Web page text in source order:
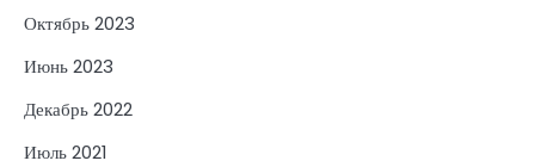
Октябрь 2023
Июнь 2023
Декабрь 2022
Июль 2021